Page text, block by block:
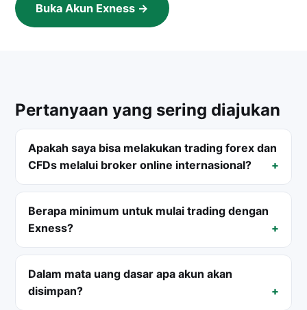
Buka Akun Exness →
Pertanyaan yang sering diajukan
Apakah saya bisa melakukan trading forex dan
CFDs melalui broker online internasional?
Berapa minimum untuk mulai trading dengan
Exness?
Dalam mata uang dasar apa akun akan
disimpan?